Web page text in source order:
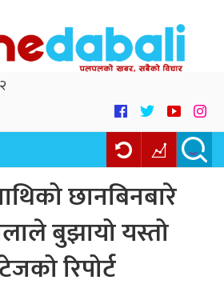
छानबिनबारे
बुझायो यस्तो
रिपोर्ट